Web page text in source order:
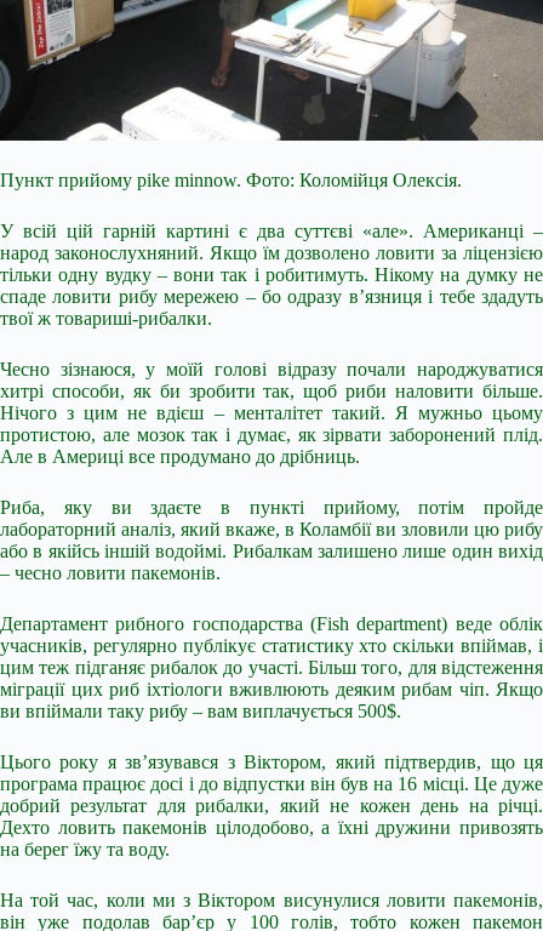
Пункт прийому pike minnow. Фото: Коломійця Олексія.
У всій цій гарній картині є два суттєві «але». Американці –
народ законослухняний. Якщо їм дозволено ловити за ліцензією
тільки одну вудку – вони так і робитимуть. Нікому на думку не
спаде ловити рибу мережею – бо одразу в’язниця і тебе здадуть
твої ж товариші-рибалки.
Чесно зізнаюся, у моїй голові відразу почали народжуватися
хитрі способи, як би зробити так, щоб риби наловити більше.
Нічого з цим не вдієш – менталітет такий. Я мужньо цьому
протистою, але мозок так і думає, як зірвати заборонений плід.
Але в Америці все продумано до дрібниць.
Риба, яку ви здаєте в пункті прийому, потім пройде
лабораторний аналіз, який вкаже, в Коламбії ви зловили цю рибу
або в якійсь іншій водоймі. Рибалкам залишено лише один вихід
– чесно ловити пакемонів.
Департамент рибного господарства (Fish department) веде облік
учасників, регулярно публікує статистику хто скільки впіймав, і
цим теж підганяє рибалок до участі. Більш того, для відстеження
міграції цих риб іхтіологи вживлюють деяким рибам чіп. Якщо
ви впіймали таку рибу – вам виплачується 500$.
Цього року я зв’язувався з Віктором, який підтвердив, що ця
програма працює досі і до відпустки він був на 16 місці. Це дуже
добрий результат для рибалки, який не кожен день на річці.
Дехто ловить пакемонів цілодобово, а їхні дружини привозять
на берег їжу та воду.
На той час, коли ми з Віктором висунулися ловити пакемонів,
він уже подолав бар’єр у 100 голів, тобто кожен пакемон